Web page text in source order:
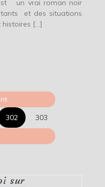
un vrai roman noir
et des situations
histoires […]
302
303
sur